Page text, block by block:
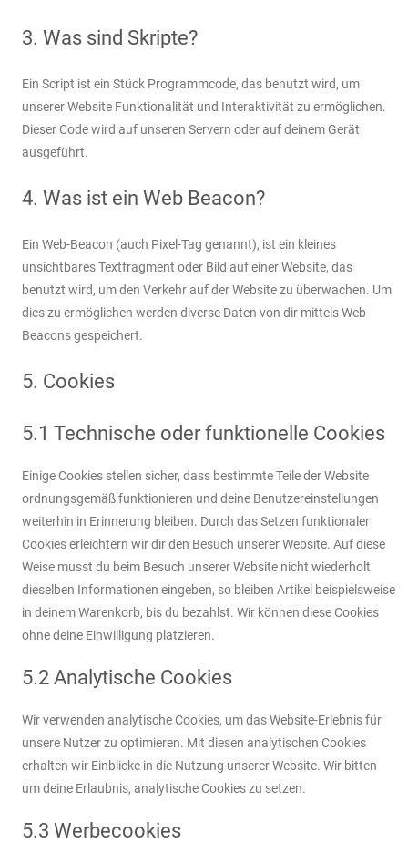
3. Was sind Skripte?
Ein Script ist ein Stück Programmcode, das benutzt wird, um
unserer Website Funktionalität und Interaktivität zu ermöglichen.
Dieser Code wird auf unseren Servern oder auf deinem Gerät
ausgeführt.
4. Was ist ein Web Beacon?
Ein Web-Beacon (auch Pixel-Tag genannt), ist ein kleines
unsichtbares Textfragment oder Bild auf einer Website, das
benutzt wird, um den Verkehr auf der Website zu überwachen. Um
dies zu ermöglichen werden diverse Daten von dir mittels Web-
Beacons gespeichert.
5. Cookies
5.1 Technische oder funktionelle Cookies
Einige Cookies stellen sicher, dass bestimmte Teile der Website
ordnungsgemäß funktionieren und deine Benutzereinstellungen
weiterhin in Erinnerung bleiben. Durch das Setzen funktionaler
Cookies erleichtern wir dir den Besuch unserer Website. Auf diese
Weise musst du beim Besuch unserer Website nicht wiederholt
dieselben Informationen eingeben, so bleiben Artikel beispielsweise
in deinem Warenkorb, bis du bezahlst. Wir können diese Cookies
ohne deine Einwilligung platzieren.
5.2 Analytische Cookies
Wir verwenden analytische Cookies, um das Website-Erlebnis für
unsere Nutzer zu optimieren. Mit diesen analytischen Cookies
erhalten wir Einblicke in die Nutzung unserer Website. Wir bitten
um deine Erlaubnis, analytische Cookies zu setzen.
5.3 Werbecookies